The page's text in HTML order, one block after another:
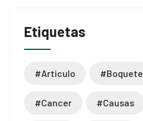
Etiquetas
#articulo #boquete
#cancer #causas